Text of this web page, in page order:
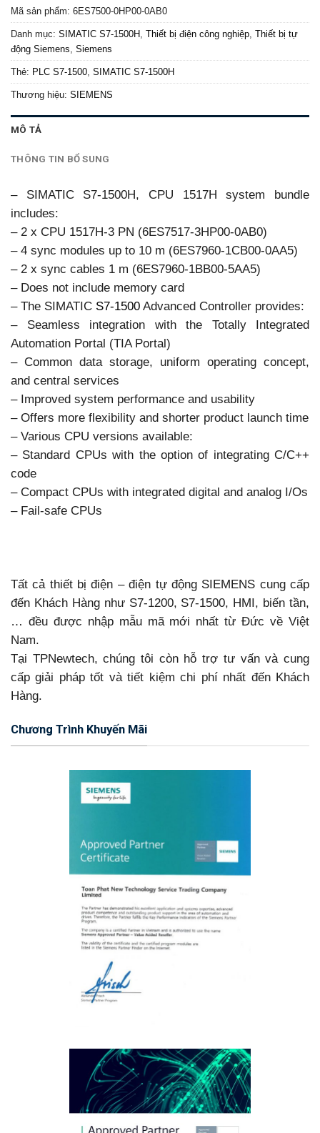
Mã sản phẩm: 6ES7500-0HP00-0AB0
Danh mục: SIMATIC S7-1500H Thiết bị điện công nghiệp Thiết bị tự
động Siemens Siemens
Thẻ: PLC S7-1500 SIMATIC S7-1500H
Thương hiệu: SIEMENS
MÔ TẢ
THÔNG TIN BỔ SUNG
– SIMATIC S7-1500H, CPU 1517H system bundle
includes:
– 2 x CPU 1517H-3 PN (6ES7517-3HP00-0AB0)
– 4 sync modules up to 10 m (6ES7960-1CB00-0AA5)
– 2 x sync cables 1 m (6ES7960-1BB00-5AA5)
– Does not include memory card
– The SIMATIC S7-1500 Advanced Controller provides:
– Seamless integration with the Totally Integrated
Automation Portal (TIA Portal)
– Common data storage, uniform operating concept,
and central services
– Improved system performance and usability
– Offers more flexibility and shorter product launch time
– Various CPU versions available:
– Standard CPUs with the option of integrating C/C++
code
– Compact CPUs with integrated digital and analog I/Os
– Fail-safe CPUs
Tất cả thiết bị điện – điện tự động SIEMENS cung cấp
đến Khách Hàng như S7-1200, S7-1500, HMI, biến tần,
… đều được nhập mẫu mã mới nhất từ Đức về Việt
Nam.
Tại TPNewtech, chúng tôi còn hỗ trợ tư vấn và cung
cấp giải pháp tốt và tiết kiệm chi phí nhất đến Khách
Hàng.
Chương Trình Khuyến Mãi